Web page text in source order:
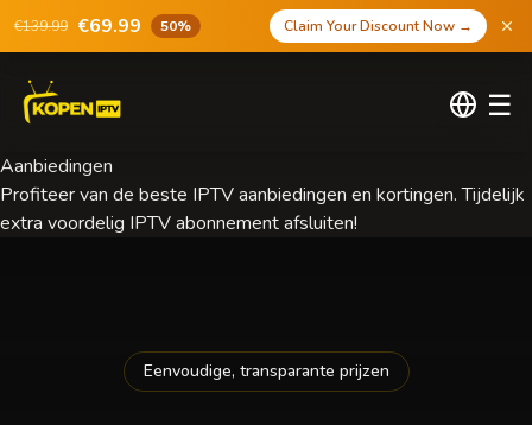
€139.99 €69.99 50% Claim Your Discount Now →
☰
Aanbiedingen
Profiteer van de beste IPTV aanbiedingen en kortingen. Tijdelijk
extra voordelig IPTV abonnement afsluiten!
Eenvoudige, transparante prijzen